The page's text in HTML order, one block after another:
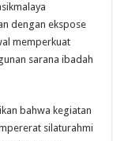
Ekspose
Desain
Pembangunan
dengan ekspose
memperkuat
sarana ibadah
bahwa kegiatan
silaturahmi